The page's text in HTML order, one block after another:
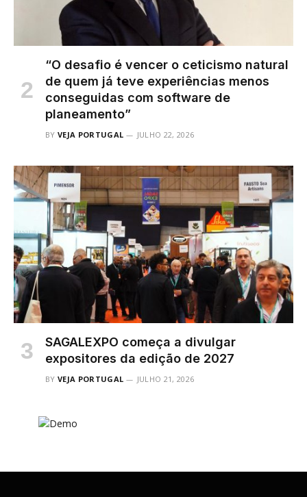
“O desafio é vencer o ceticismo natural
de quem já teve experiências menos
conseguidas com software de
planeamento”
BY VEJA PORTUGAL JULHO 22, 2026
SAGALEXPO começa a divulgar
expositores da edição de 2027
BY VEJA PORTUGAL JULHO 21, 2026